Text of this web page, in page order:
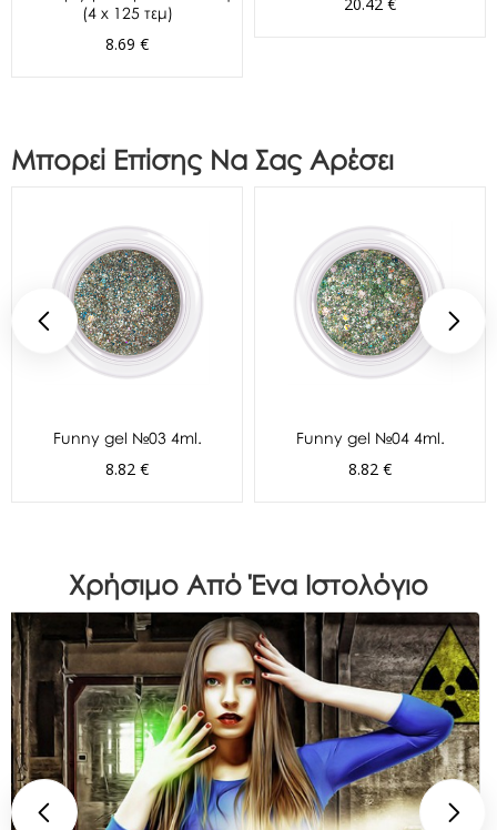
(4 x 125 τεμ)
8.69 €
Μπορεί Επίσης Να Σας Αρέσει
Funny gel №03 4ml.
8.82 €
Funny gel №04 4ml.
8.82 €
Χρήσιμο Από Ένα Ιστολόγιο